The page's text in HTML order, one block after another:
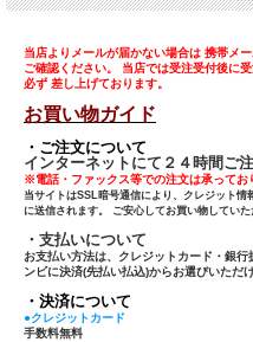
当店よりメールが届かない場合は 携帯メ
ご確認ください。 当店では受注受付後に
必ず 差し上げております。
お買い物ガイド
・ご注文について
インターネットにて２４時間ご
※電話・ファックス等での注文は承ってお
当サイトはSSL暗号通信により、クレジット
に送信されます。 ご安心してお買い物していた
・支払いについて
お支払い方法は、クレジットカード・銀
ンビに決済(先払い払込)からお選びいただけ
・決済について
●クレジットカード
手数料無料